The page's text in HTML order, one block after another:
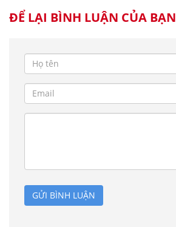
ĐỂ LẠI BÌNH LUẬN CỦA BẠN
GỬI BÌNH LUẬN